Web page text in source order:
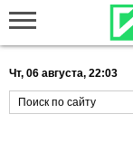
Чт, 06 августа, 22:03